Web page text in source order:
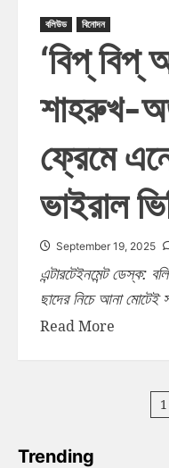
বলিউড বিনোদন
‘বিপ্‌ বিপ্‌
শাহরুখ-
ফ্রেমে
ভাইরাল
September 19, 2025
এন্টারটেইনমেন্ট ডেস্ক:
ছাদের নিচে আনা
Read More
1
Trending